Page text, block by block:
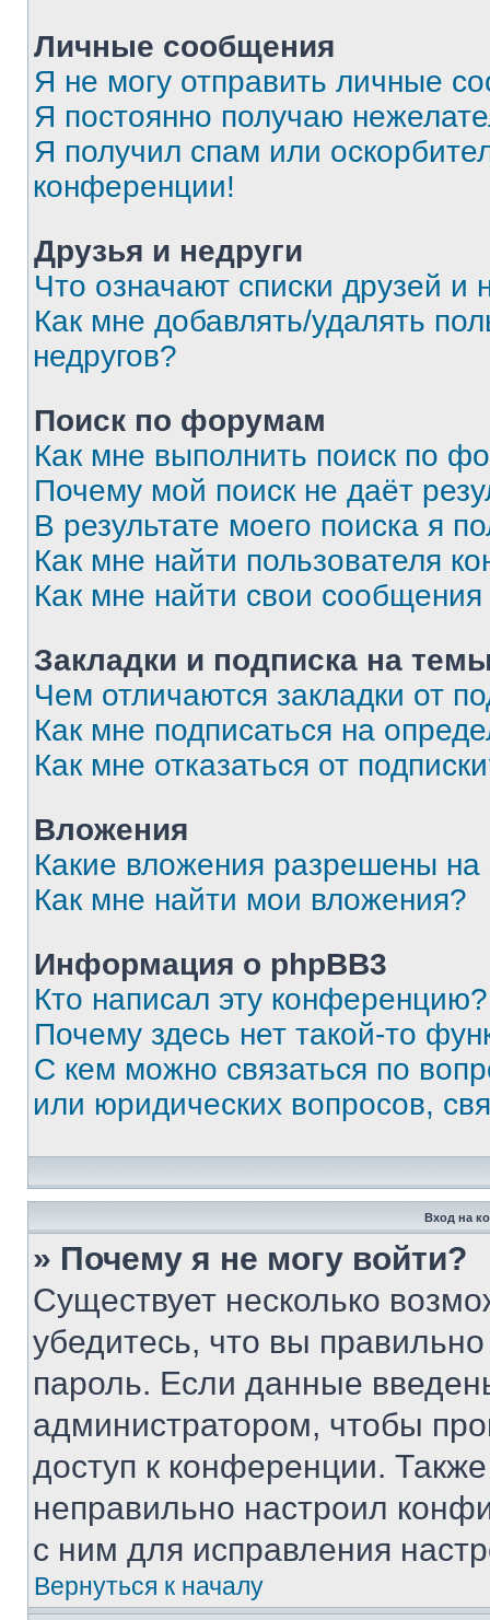
Личные сообщения
Я не могу отправить личные
Я постоянно получаю
Я получил спам или
конференции!
Друзья и недруги
Что означают списки друзей и
Как мне добавлять/удалять
недругов?
Поиск по форумам
Как мне выполнить поиск по
Почему мой поиск не даёт
В результате моего поиска я
Как мне найти пользователя
Как мне найти свои
Закладки и подписка на
Чем отличаются закладки от
Как мне подписаться на
Как мне отказаться от
Вложения
Какие вложения разрешены
Как мне найти мои вложения?
Информация о phpBB3
Кто написал эту конференцию?
Почему здесь нет такой-то
С кем можно связаться по
или юридических вопросов,
Вход на
» Почему я не могу войти?
Существует несколько
убедитесь, что вы
пароль. Если данные
администратором, чтобы
доступ к конференции.
неправильно настроил
с ним для исправления
Вернуться к началу